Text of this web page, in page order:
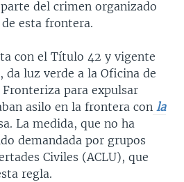
del crimen organizado
esta frontera.
con el Título 42 y vigente
da luz verde a la Oficina de
para expulsar
asilo en la frontera con la
La medida, que no ha
demandada por grupos
Civiles (ACLU), que
regla.